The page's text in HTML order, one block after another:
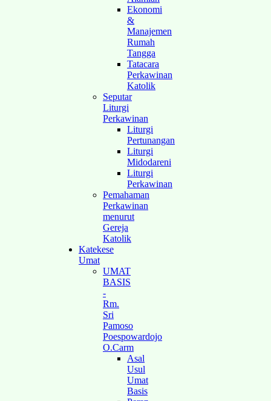
Ekonomi
&
Manajemen
Rumah
Tangga
Tatacara
Perkawinan
Katolik
Seputar
Liturgi
Perkawinan
Liturgi
Pertunangan
Liturgi
Midodareni
Liturgi
Perkawinan
Pemahaman
Perkawinan
menurut
Gereja
Katolik
Katekese
Umat
UMAT
BASIS
-
Rm.
Sri
Pamoso
Poespowardojo
O.Carm
Asal
Usul
Umat
Basis